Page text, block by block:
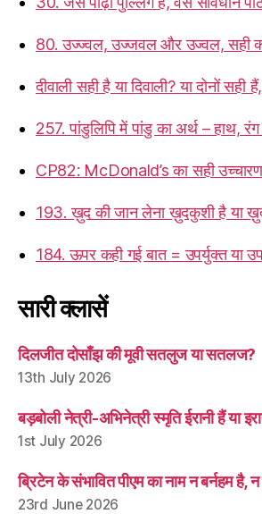
80. उज्ज्वल, उज्जवल और उज्वल, सही
दीवाली सही है या दिवाली? या दोनों सही
257. पांडुलिपि में पांडु का अर्थ – हाथ, रंग
CP82: McDonald’s का सही
193. ख़ुद की जान लेना ख़ुदकुशी है या
184. ऊपर कही गई बात = उपर्युक्त या
सारी क्लासें
दिलजीत दोसाँझ की मूवी सतलुज या सतलज?
13th July 2026
बड़बोली नेत्री-अभिनेत्री स्मृति ईरानी हैं या
1st July 2026
ब्रिटेन के संभावित पीएम का नाम न बर्नहम है, न
23rd June 2026